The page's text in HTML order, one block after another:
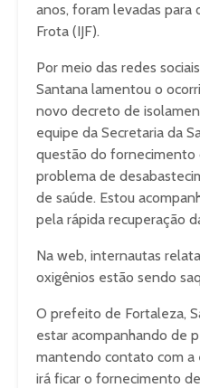
anos, foram levadas para
Frota (IJF).
Por meio das redes
Santana lamentou o
novo decreto de
equipe da Secretaria da
questão do fornecimento
problema de
de saúde. Estou
pela rápida recuperação
Na web, internautas
oxigênios estão sendo
O prefeito de Fortaleza,
estar acompanhando de
mantendo contato com a
irá ficar o fornecimento